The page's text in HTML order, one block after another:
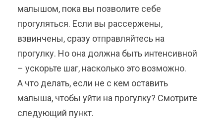
малышом, пока вы позволите себе
прогуляться. Если вы рассержены,
взвинчены, сразу отправляйтесь на
прогулку. Но она должна быть интенсивной
– ускорьте шаг, насколько это возможно.
А что делать, если не с кем оставить
малыша, чтобы уйти на прогулку? Смотрите
следующий пункт.